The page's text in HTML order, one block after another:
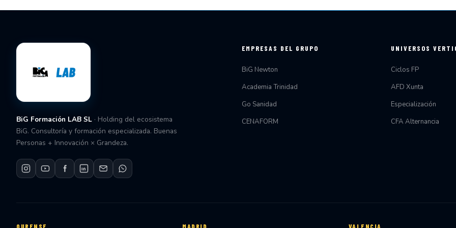
BiG Formación LAB SL · Holding del ecosistema
BiG. Consultoría y formación especializada. Buenas
Personas + Innovación × Grandeza.
EMPRESAS DEL GRUPO
BiG Newton
Academia Trinidad
Go Sanidad
CENAFORM
UNIVERSOS
Ciclos FP
AFD Xunta
Especialización
CFA Alternancia
OURENSE MADRID VALENCIA